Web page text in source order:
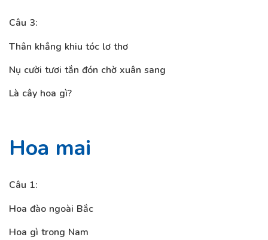
Câu 3:
Thân khẳng khiu tóc lơ thơ
Nụ cười tươi tắn đón chờ xuân sang
Là cây hoa gì?
Hoa mai
Câu 1:
Hoa đào ngoài Bắc
Hoa gì trong Nam